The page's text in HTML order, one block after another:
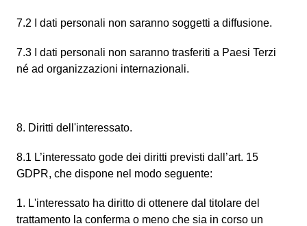
7.2 I dati personali non saranno soggetti a diffusione.
7.3 I dati personali non saranno trasferiti a Paesi Terzi
né ad organizzazioni internazionali.
8. Diritti dell'interessato.
8.1 L’interessato gode dei diritti previsti dall’art. 15
GDPR, che dispone nel modo seguente:
1. L'interessato ha diritto di ottenere dal titolare del
trattamento la conferma o meno che sia in corso un